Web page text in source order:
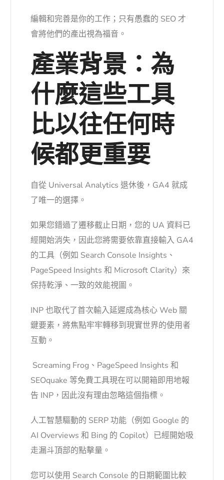
編輯和完善是你的工作；只有愚蠢的 SEO 才
會將他們的產出視為福音。
產業背景：為
什麼這些工具
比以往任何時
候都更重要
自從 Universal Analytics 退休後，GA4 就成
了唯一的選擇。
如果您錯過了遷移截止日期，您的 UA 資料已
經開始消失，因此您將需要依靠直接輸入 GA4
的工具（例如 Search Console Insights、
PageSpeed Insights 和 Microsoft Clarity）來
保持乾淨、一致的效能視圖。
INP 也取代了首次輸入延遲成為核心 Web 關
鍵要素，將焦點牢牢轉移到現實世界的使用者
互動。
Screaming Frog、PageSpeed Insights 和
SEOquake 等免費工具現在可以開箱即用地報
告 INP，因此沒有理由忽略這個指標。
人工智慧驅動的 SERP 功能（例如 Google 的
AI Overviews 和 Bing 的 Copilot）已經開始吸
走漏斗頂部的點擊量。
您可以使用 Search Console 的日期範圍比較